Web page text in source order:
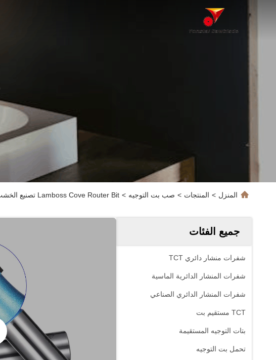
المنزل > المنتجات > صب بت التوجيه > Lamboss Cove Router Bit تصنيع الخشب حواف قطع الكربيد الحفر Cove Box Bit
جميع الفئات
شفرات منشار دائري TCT
شفرات المنشار الدائرية الماسية
شفرات المنشار الدائري الصناعي
TCT مستقيم بت
بتات التوجيه المستقيمة
تحمل بت التوجيه